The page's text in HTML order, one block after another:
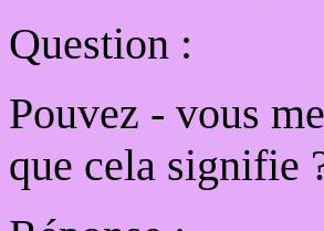
Question :
Pouvez - vous
que cela signifie